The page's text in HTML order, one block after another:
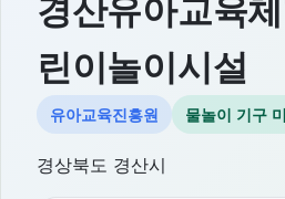
경산유아교육
린이놀이시설
유아교육진흥원 물놀이 기구
경상북도 경산시